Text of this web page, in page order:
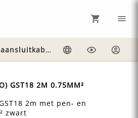
/Gst18-netsnoer-
GST18 2M 0.75MM²
2m met pen- en
zwart